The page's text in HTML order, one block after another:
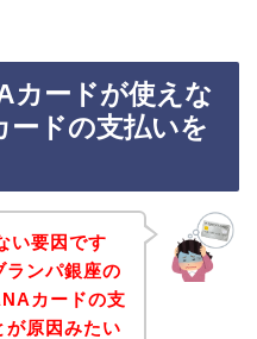
カードが使えな
ードの支払いを
い要因です
ランパ銀座の
カードの支
が原因みたい